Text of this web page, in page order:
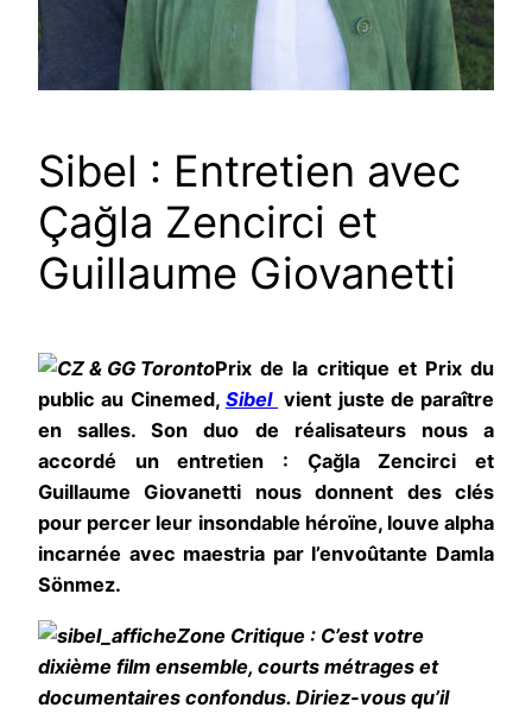
Sibel : Entretien avec
Çağla Zencirci et
Guillaume Giovanetti
Prix de la critique et Prix du
public au Cinemed, Sibel vient juste de paraître
en salles. Son duo de réalisateurs nous a
accordé un entretien : Çağla Zencirci et
Guillaume Giovanetti nous donnent des clés
pour percer leur insondable héroïne, louve alpha
incarnée avec maestria par l’envoûtante Damla
Sönmez.
Zone Critique : C’est votre
dixième film ensemble, courts métrages et
documentaires confondus. Diriez-vous qu’il